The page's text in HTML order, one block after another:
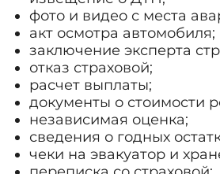
фото и видео с места
акт осмотра автомобиля;
заключение эксперта
отказ страховой;
расчет выплаты;
документы о стоимости
независимая оценка;
сведения о годных
чеки на эвакуатор и